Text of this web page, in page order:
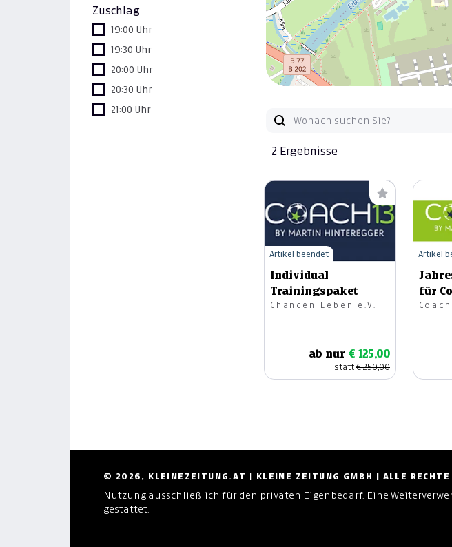
Zuschlag
19:00 Uhr
19:30 Uhr
20:00 Uhr
20:30 Uhr
21:00 Uhr
2 Ergebnisse
Individual
Trainingspaket
Chancen Leben e.V.
ab nur € 125,00
statt€ 250,00
Artikel beendet
für
Artikel
© 2026, KLEINEZEITUNG.AT | KLEINE ZEITUNG GMBH | ALLE RECHTE
Nutzung ausschließlich für den privaten Eigenbedarf. Eine
gestattet.